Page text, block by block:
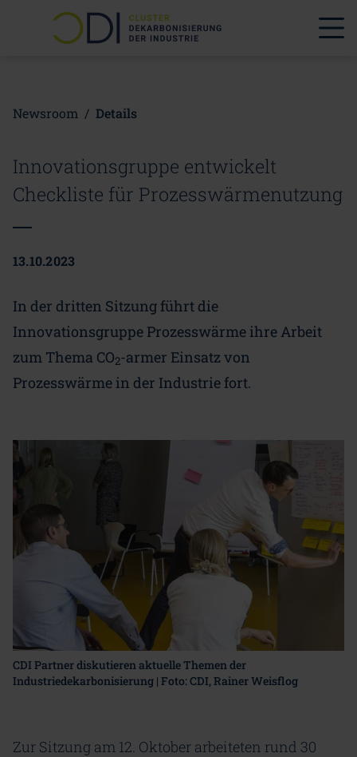
Newsroom / Details
Innovationsgruppe entwickelt
Checkliste für Prozesswärmenutzung
13.10.2023
In der dritten Sitzung führt die
Innovationsgruppe Prozesswärme ihre Arbeit
zum Thema CO2-armer Einsatz von
Prozesswärme in der Industrie fort.
CDI Partner diskutieren aktuelle Themen der
Industriedekarbonisierung | Foto: CDI, Rainer Weisflog
Zur Sitzung am 12. Oktober arbeiteten rund 30